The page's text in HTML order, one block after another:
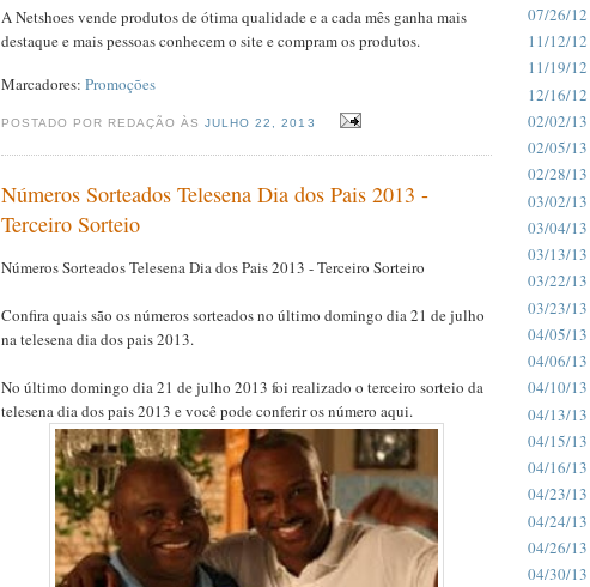
A Netshoes vende produtos de ótima qualidade e a cada mês ganha mais
destaque e mais pessoas conhecem o site e compram os produtos.
Marcadores: Promoções
POSTADO POR REDAÇÃO ÀSJULHO 22, 2013
Números Sorteados Telesena Dia dos Pais 2013 -
Terceiro Sorteio
Números Sorteados Telesena Dia dos Pais 2013 - Terceiro Sorteiro
Confira quais são os números sorteados no último domingo dia 21 de julho
na telesena dia dos pais 2013.
No último domingo dia 21 de julho 2013 foi realizado o terceiro sorteio da
telesena dia dos pais 2013 e você pode conferir os número aqui.
07/26/12
11/12/12
11/19/12
12/16/12
02/02/13
02/05/13
02/28/13
03/02/13
03/04/13
03/13/13
03/22/13
03/23/13
04/05/13
04/06/13
04/10/13
04/13/13
04/15/13
04/16/13
04/23/13
04/24/13
04/26/13
04/30/13